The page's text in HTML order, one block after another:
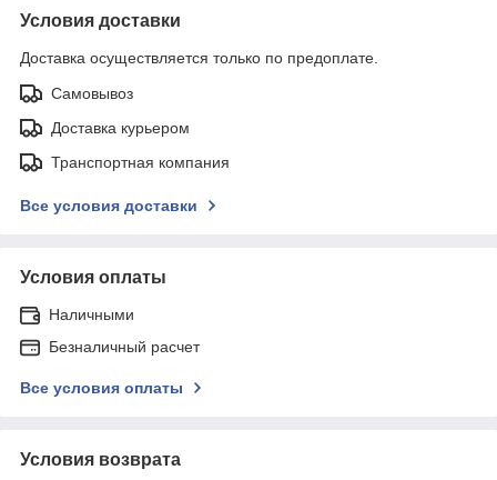
Условия доставки
Доставка осуществляется только по предоплате.
Самовывоз
Доставка курьером
Транспортная компания
Все условия доставки
Условия оплаты
Наличными
Безналичный расчет
Все условия оплаты
Условия возврата